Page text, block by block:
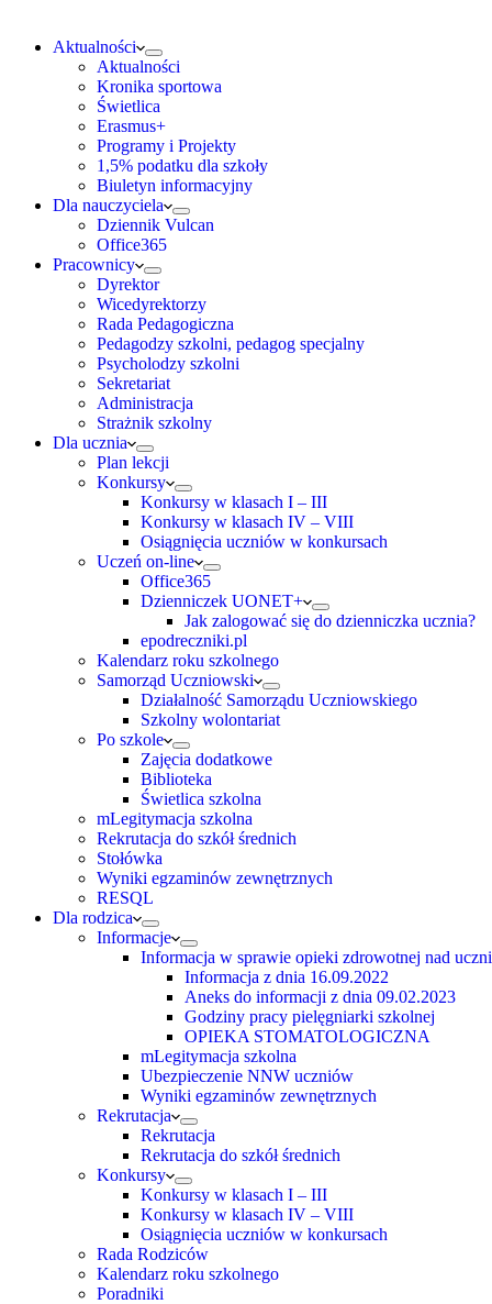
Aktualności
Aktualności
Kronika sportowa
Świetlica
Erasmus+
Programy i Projekty
1,5% podatku dla szkoły
Biuletyn informacyjny
Dla nauczyciela
Dziennik Vulcan
Office365
Pracownicy
Dyrektor
Wicedyrektorzy
Rada Pedagogiczna
Pedagodzy szkolni, pedagog specjalny
Psycholodzy szkolni
Sekretariat
Administracja
Strażnik szkolny
Dla ucznia
Plan lekcji
Konkursy
Konkursy w klasach I – III
Konkursy w klasach IV – VIII
Osiągnięcia uczniów w konkursach
Uczeń on-line
Office365
Dzienniczek UONET+
Jak zalogować się do dzienniczka ucznia?
epodreczniki.pl
Kalendarz roku szkolnego
Samorząd Uczniowski
Działalność Samorządu Uczniowskiego
Szkolny wolontariat
Po szkole
Zajęcia dodatkowe
Biblioteka
Świetlica szkolna
mLegitymacja szkolna
Rekrutacja do szkół średnich
Stołówka
Wyniki egzaminów zewnętrznych
RESQL
Dla rodzica
Informacje
Informacja w sprawie opieki zdrowotnej nad
Informacja z dnia 16.09.2022
Aneks do informacji z dnia 09.02.2023
Godziny pracy pielęgniarki szkolnej
OPIEKA STOMATOLOGICZNA
mLegitymacja szkolna
Ubezpieczenie NNW uczniów
Wyniki egzaminów zewnętrznych
Rekrutacja
Rekrutacja
Rekrutacja do szkół średnich
Konkursy
Konkursy w klasach I – III
Konkursy w klasach IV – VIII
Osiągnięcia uczniów w konkursach
Rada Rodziców
Kalendarz roku szkolnego
Poradniki